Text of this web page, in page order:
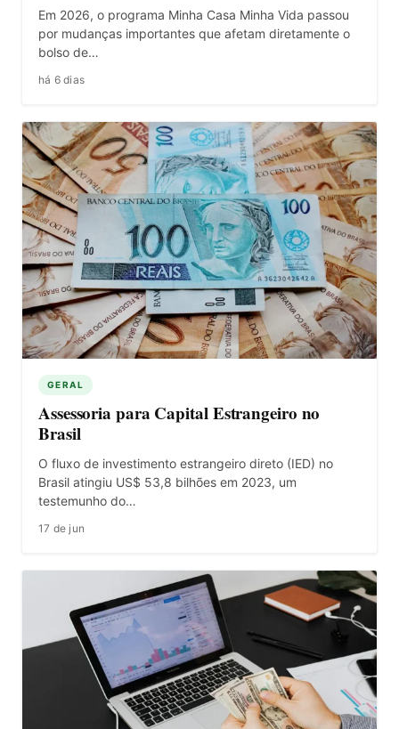
Em 2026, o programa Minha Casa Minha Vida passou
por mudanças importantes que afetam diretamente o
bolso de…
há 6 dias
GERAL
Assessoria para Capital Estrangeiro no
Brasil
O fluxo de investimento estrangeiro direto (IED) no
Brasil atingiu US$ 53,8 bilhões em 2023, um
testemunho do…
17 de jun